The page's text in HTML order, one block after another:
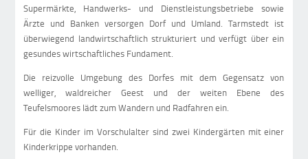
Supermärkte, Handwerks- und Dienstleistungsbetriebe sowie
Ärzte und Banken versorgen Dorf und Umland. Tarmstedt ist
überwiegend landwirtschaftlich strukturiert und verfügt über ein
gesundes wirtschaftliches Fundament.
Die reizvolle Umgebung des Dorfes mit dem Gegensatz von
welliger, waldreicher Geest und der weiten Ebene des
Teufelsmoores lädt zum Wandern und Radfahren ein.
Für die Kinder im Vorschulalter sind zwei Kindergärten mit einer
Kinderkrippe vorhanden.